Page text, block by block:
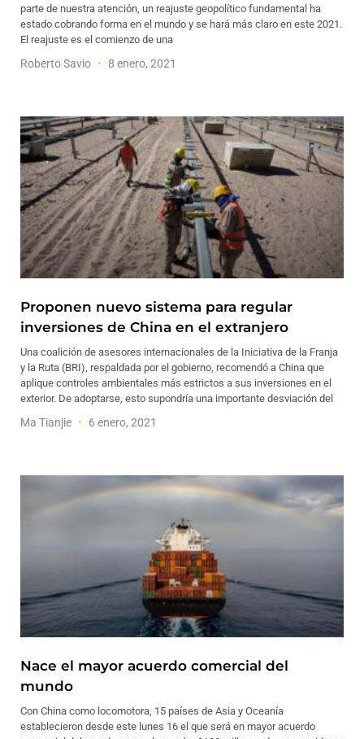
parte de nuestra atención, un reajuste geopolítico fundamental ha
estado cobrando forma en el mundo y se hará más claro en este 2021.
El reajuste es el comienzo de una
Roberto Savio 8 enero, 2021
Proponen nuevo sistema para regular
inversiones de China en el extranjero
Una coalición de asesores internacionales de la Iniciativa de la Franja
y la Ruta (BRI), respaldada por el gobierno, recomendó a China que
aplique controles ambientales más estrictos a sus inversiones en el
exterior. De adoptarse, esto supondría una importante desviación del
Ma Tianjie 6 enero, 2021
Nace el mayor acuerdo comercial del
mundo
Con China como locomotora, 15 países de Asia y Oceanía
establecieron desde este lunes 16 el que será en mayor acuerdo